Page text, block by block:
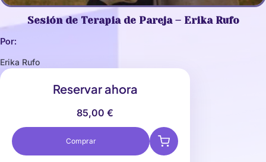
Sesión de Terapia de Pareja – Erika Rufo
Por:
Erika Rufo
Reservar ahora
85,00 €
Comprar